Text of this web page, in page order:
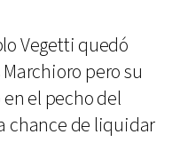
Vegetti quedó
pero su
el pecho del
chance de liquidar